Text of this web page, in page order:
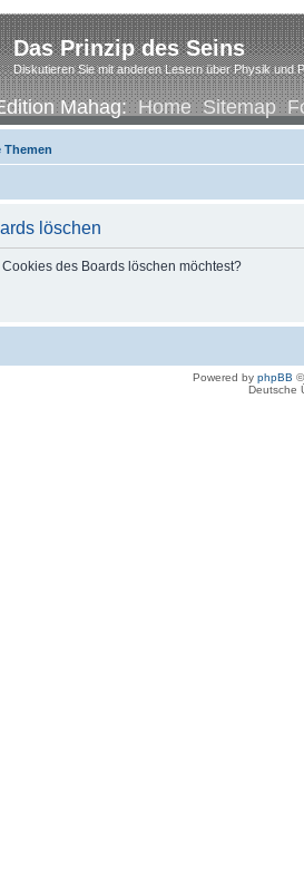
Das Prinzip des Seins
Diskutieren Sie mit anderen Lesern über Physik und
Mahag:Home Sitemap
Themen
löschen
des Boards löschen möchtest?
Powered by phpBB
Deutsche